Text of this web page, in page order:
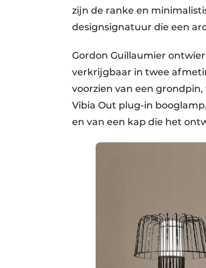
zijn de ranke en
designsignatuur die een
Gordon Guillaumier
verkrijgbaar in twee
voorzien van een
Vibia Out plug-in
en van een kap die het